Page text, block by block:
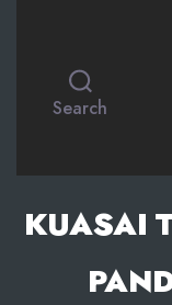
Search
KUASAI